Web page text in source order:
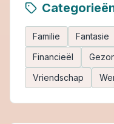
Familie Fantasie
Financieël
Vriendschap